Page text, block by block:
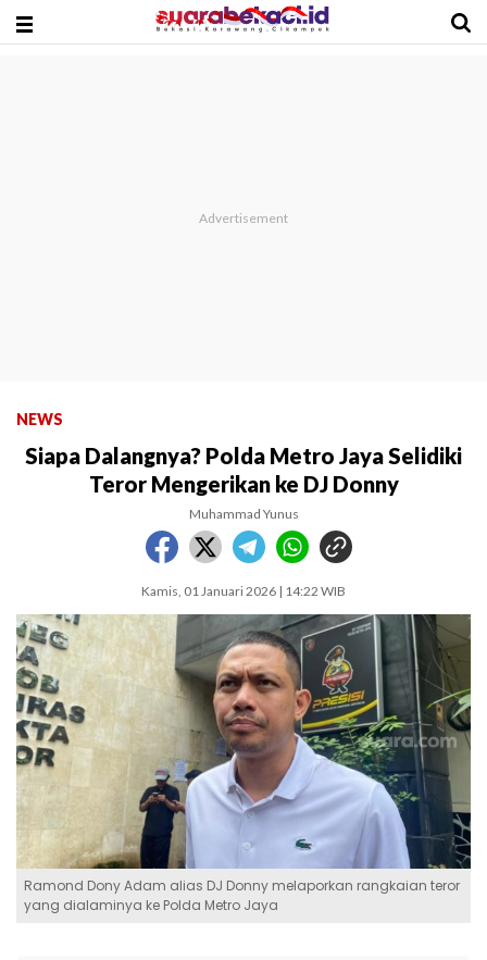
NEWS
Siapa Dalangnya? Polda Metro Jaya Selidiki
Teror Mengerikan ke DJ Donny
Muhammad Yunus
Kamis, 01 Januari 2026 | 14:22 WIB
Ramond Dony Adam alias DJ Donny melaporkan rangkaian teror
yang dialaminya ke Polda Metro Jaya